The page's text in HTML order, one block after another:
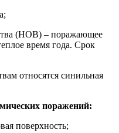
(НОВ) – поражающее
время года. Срок
относятся синильная
поражений:
поверхность;